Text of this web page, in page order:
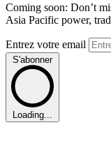
Coming soon: Don’t
Asia Pacific power,
Entrez votre email
S'abonner
Loading...